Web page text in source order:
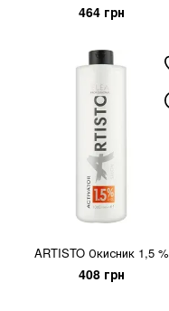
464 грн
ARTISTO Окисник 1,5 %
408 грн